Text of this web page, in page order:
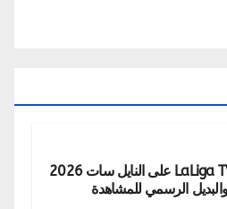
تردد قناة LaLiga TV على النايل سات 2026
الرسمي للمشاهدة